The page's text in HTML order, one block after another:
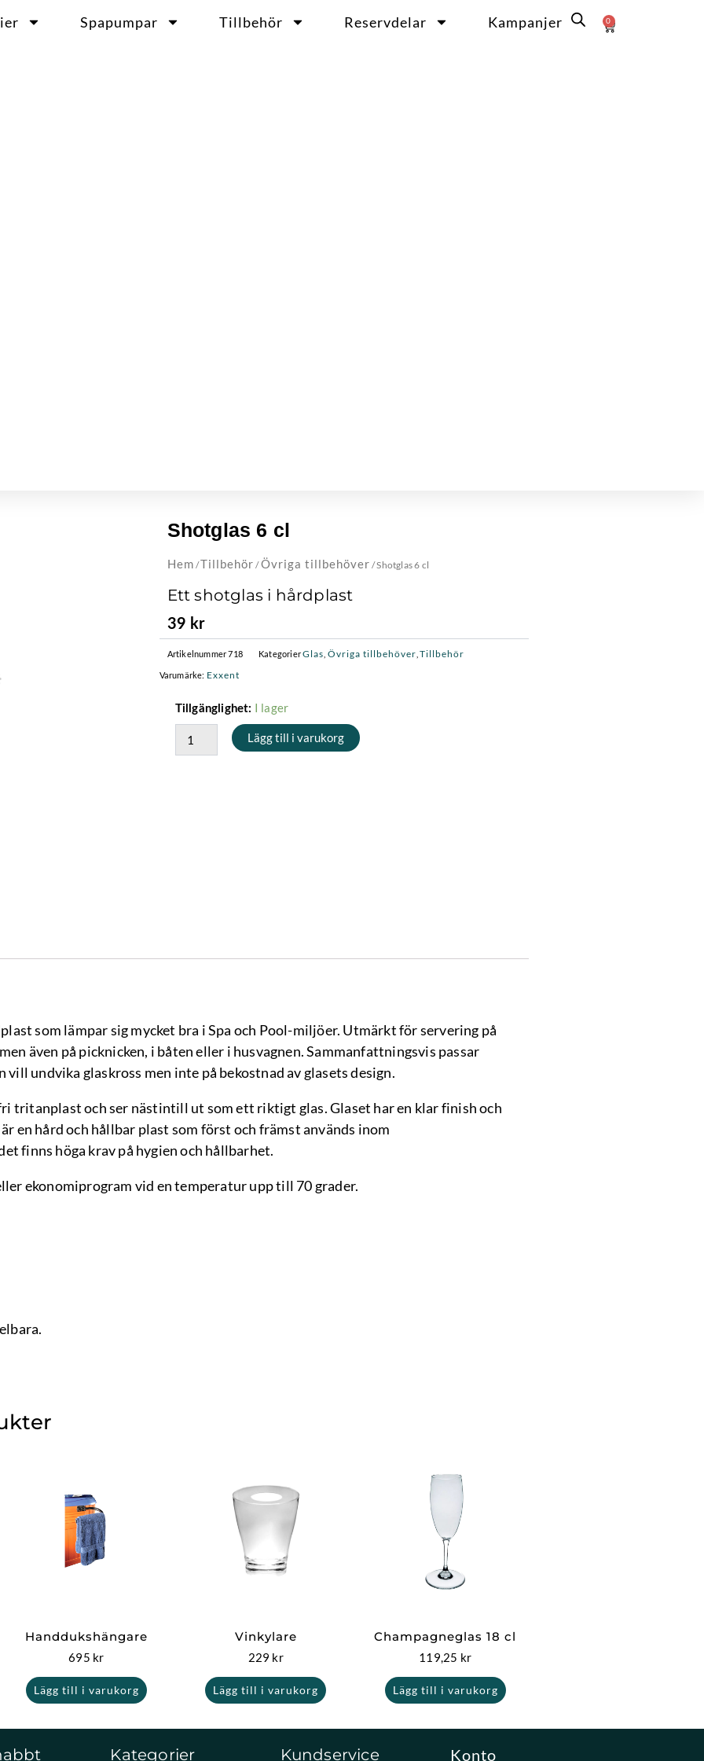
Spapumpar Tillbehör Reservdelar Kampanjer 0
Varukorg
Shotglas 6 cl
Hem /Tillbehör /Övriga tillbehöver / Shotglas 6 cl
Ett shotglas i hårdplast
39 kr
Artikelnummer718 KategorierGlas Övriga tillbehöver ,Tillbehör
Varumärke: Exxent
Tillgänglighet: I lager
Shotglas
6
mängd
Lägg till i varukorg
som lämpar sig mycket bra i Spa och Pool-miljöer. Utmärkt för servering på
även på picknicken, i båten eller i husvagnen. Sammanfattningsvis passar
vill undvika glaskross men inte på bekostnad av glasets design.
tritanplast och ser nästintill ut som ett riktigt glas. Glaset har en klar finish och
en hård och hållbar plast som först och främst används inom
finns höga krav på hygien och hållbarhet.
ekonomiprogram vid en temperatur upp till 70 grader.
Handdukshängare
695 kr
Lägg till i varukorg
Vinkylare
229 kr
Lägg till i varukorg
Champagneglas 18 cl
119,25 kr
Lägg till i varukorg
Kategorier Kundservice Konto